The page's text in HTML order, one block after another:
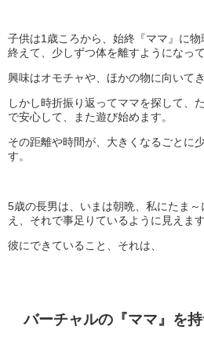
子供は1歳ころから、始終『ママ』に
終えて、少しずつ体を離すようになって
興味はオモチャや、ほかの物に向いてき
しかし時折振り返ってママを探して、
で安心して、また遊び始めます。
その距離や時間が、大きくなるごとに
す。
5歳の長男は、いまは朝晩、私にたま
え、それで事足りているように見えます
彼にできていること、それは、
バーチャルの『ママ』を持